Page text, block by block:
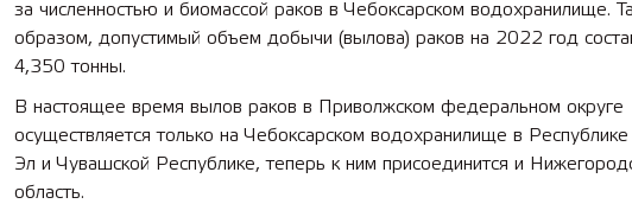
за численностью и биомассой раков в Чебоксарском водохранилище.
образом, допустимый объем добычи (вылова) раков на 2022 год
4,350 тонны.
В настоящее время вылов раков в Приволжском федеральном округе
осуществляется только на Чебоксарском водохранилище в
Эл и Чувашской Республике, теперь к ним присоединится и
область.